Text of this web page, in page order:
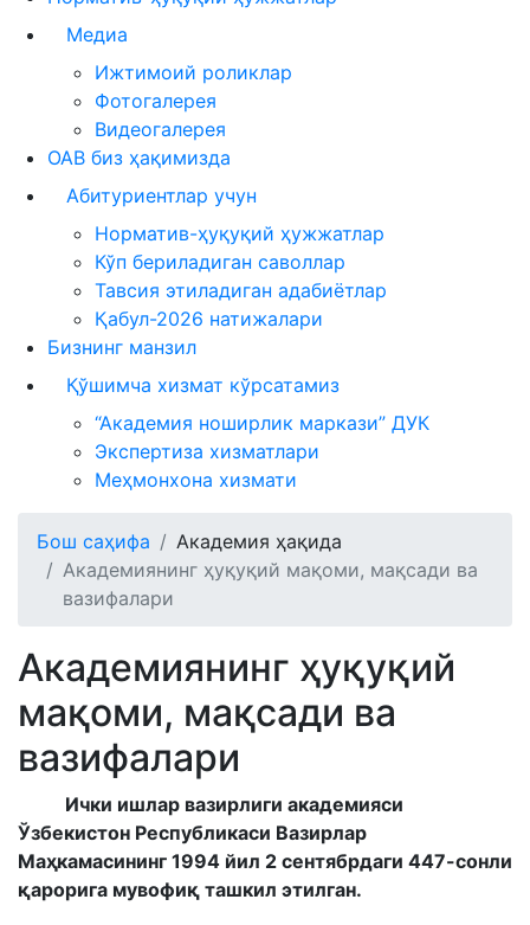
Медиа
Ижтимоий роликлар
Фотогалерея
Видеогалерея
ОАВ биз ҳақимизда
Абитуриентлар учун
Норматив-ҳуқуқий ҳужжатлар
Кўп бериладиган саволлар
Тавсия этиладиган адабиётлар
Қабул-2026 натижалари
Бизнинг манзил
Қўшимча хизмат кўрсатамиз
“Академия ноширлик маркази” ДУК
Экспертиза хизматлари
Меҳмонхона хизмати
Бош саҳифа
Академия ҳақида
Академиянинг ҳуқуқий мақоми, мақсади ва
вазифалари
Академиянинг ҳуқуқий
мақоми, мақсади ва
вазифалари
Ички ишлар вазирлиги академияси
Ўзбекистон Республикаси Вазирлар
Маҳкамасининг 1994 йил 2 сентябрдаги 447-сонли
қарорига мувофиқ ташкил этилган.